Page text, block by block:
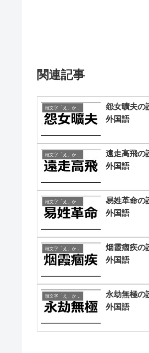
関連記事
怨女曠夫の
外国語
遠走高飛の
外国語
頭文字「え」から始まる四字熟語
易姓革命の
外国語
頭文字「え」から始まる四字熟語
烟霞痼疾の
外国語
永劫無極の
外国語